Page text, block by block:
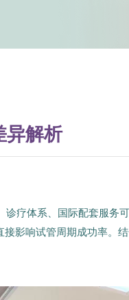
异解析
疗体系、国际配套服务
影响试管周期成功率。